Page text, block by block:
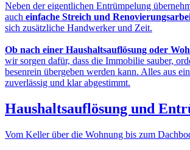
Neben der eigentlichen Entrümpelung
auch einfache Streich und
sich zusätzliche Handwerker und Zeit.
Ob nach einer Haushaltsauflösung oder
wir sorgen dafür, dass die Immobilie sauber,
besenrein übergeben werden kann. Alles aus
zuverlässig und klar abgestimmt.
Haushaltsauflösung und
Vom Keller über die Wohnung bis zum
NACHHER